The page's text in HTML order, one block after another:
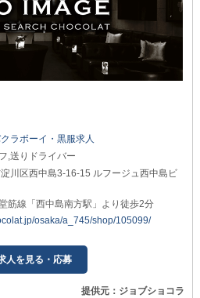
ラボーイ・黒服求人
,送りドライバー
川区西中島3-16-15 ルフージュ西中島ビ
筋線「西中島南方駅」より徒歩2分
osaka/a_745/shop/105099/
人を見る・応募
提供元：ジョブショコラ